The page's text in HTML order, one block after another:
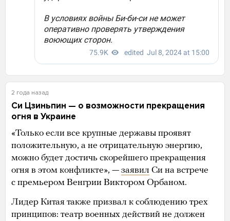
2 года назад
Си Цзиньпин — о возможности прекращения
огня в Украине
«Только если все крупные державы проявят
положительную, а не отрицательную энергию,
можно будет достичь скорейшего прекращения
огня в этом конфликте», — заявил Си на встрече
с премьером Венгрии Виктором Орбаном.
Лидер Китая также призвал к соблюдению трех
принципов: театр военных действий не должен